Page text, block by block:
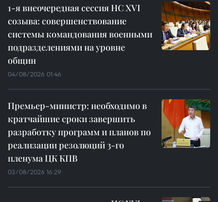
1-я внеочередная сессия НС XVI
созыва: совершенствование
системы командования военными
подразделениями на уровне
общин
04/08/2026 01:46
Премьер-министр: необходимо в
кратчайшие сроки завершить
разработку программ и планов по
реализации резолюций 3-го
пленума ЦК КПВ
03/08/2026 16:29